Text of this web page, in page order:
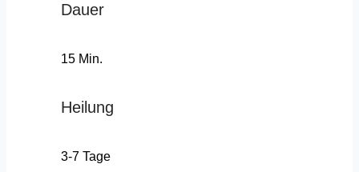
Dauer
15 Min.
Heilung
3-7 Tage